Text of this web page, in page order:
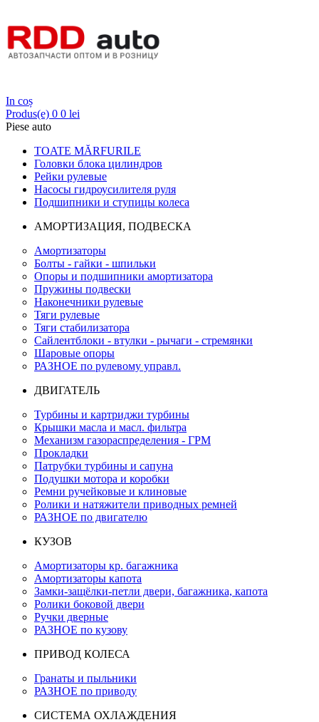
In coș
Produs(e) 0 0 lei
Piese auto
TOATE MĂRFURILE
Головки блока цилиндров
Рейки рулевые
Насосы гидроусилителя руля
Подшипники и ступицы колеса
АМОРТИЗАЦИЯ, ПОДВЕСКА
Амортизаторы
Болты - гайки - шпильки
Опоры и подшипники амортизатора
Пружины подвески
Наконечники рулевые
Тяги рулевые
Тяги стабилизатора
Сайлентблоки - втулки - рычаги - стремянки
Шаровые опоры
РАЗНОЕ по рулевому управл.
ДВИГАТЕЛЬ
Турбины и картриджи турбины
Крышки масла и масл. фильтра
Механизм газораспределения - ГРМ
Прокладки
Патрубки турбины и сапуна
Подушки мотора и коробки
Ремни ручейковые и клиновые
Ролики и натяжители приводных ремней
РАЗНОЕ по двигателю
КУЗОВ
Амортизаторы кр. багажника
Амортизаторы капота
Замки-защёлки-петли двери, багажника, капота
Ролики боковой двери
Ручки дверные
РАЗНОЕ по кузову
ПРИВОД КОЛЕСА
Гранаты и пыльники
РАЗНОЕ по приводу
СИСТЕМА ОХЛАЖДЕНИЯ